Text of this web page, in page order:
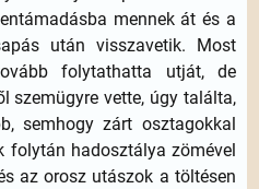
mennek át és a
után visszavetik. Most
folytathatta utját, de
szemügyre vette, úgy találta,
semhogy zárt osztagokkal
folytán hadosztálya zömével
az orosz utászok a töltésen